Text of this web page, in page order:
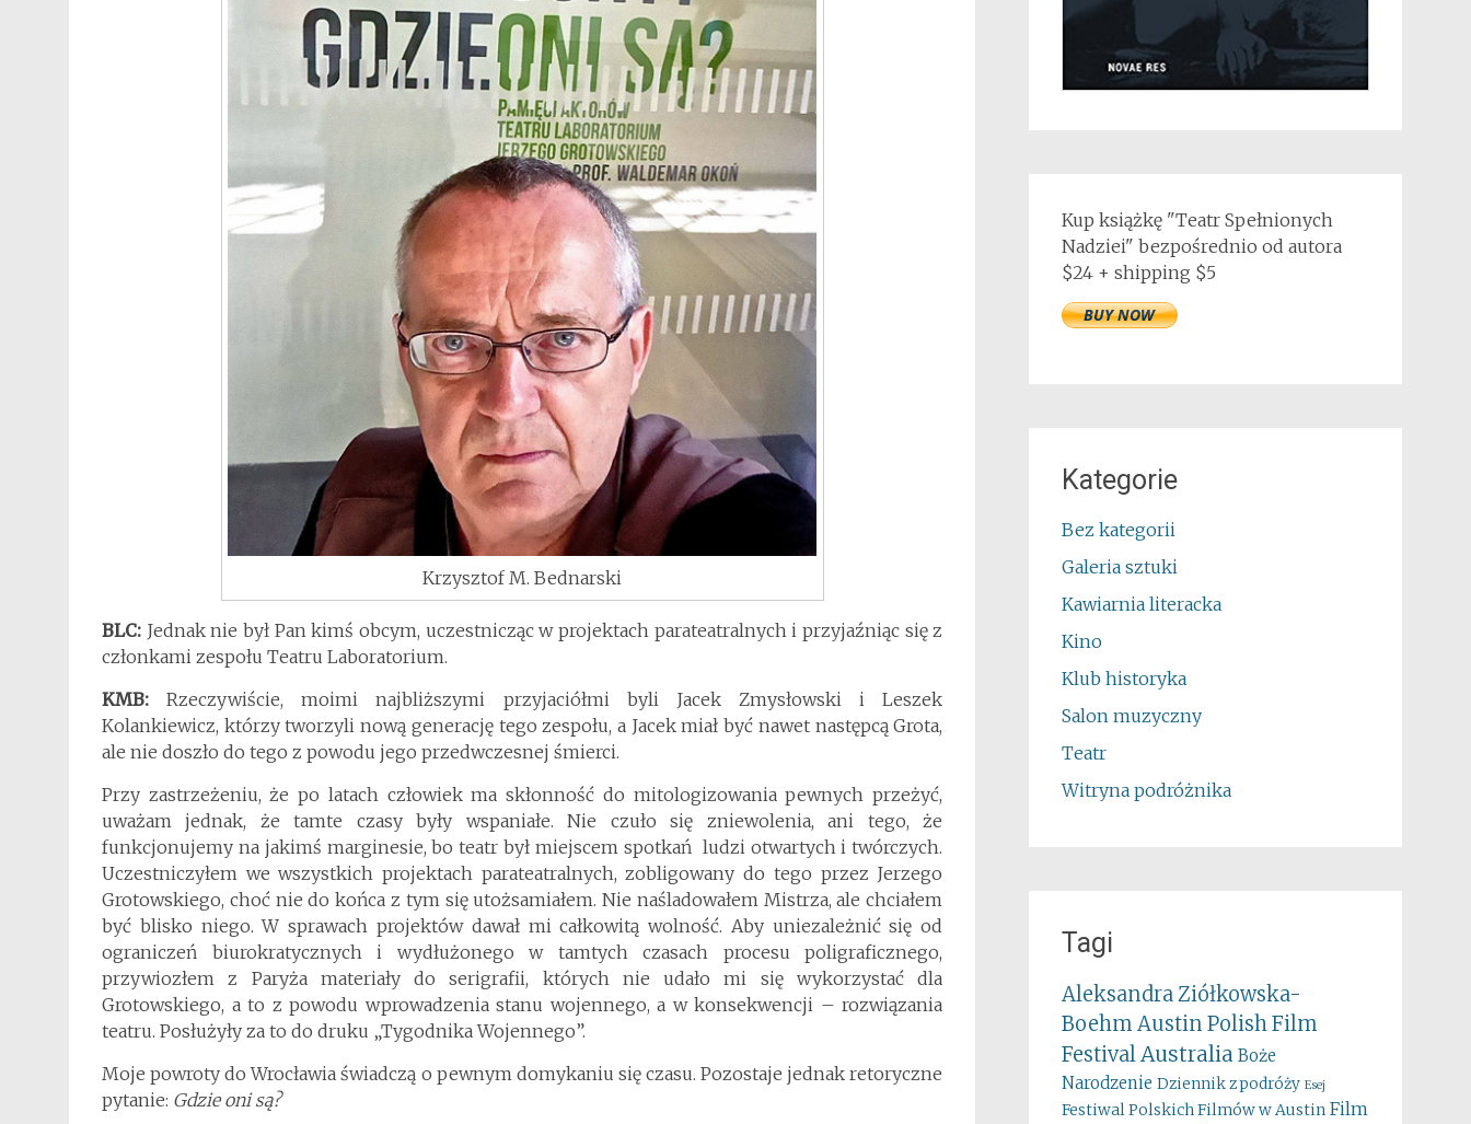
Krzysztof M. Bednarski
BLC: Jednak nie był Pan kimś obcym, uczestnicząc w projektach parateatralnych i przyjaźniąc się z
członkami zespołu Teatru Laboratorium.
KMB: Rzeczywiście, moimi najbliższymi przyjaciółmi byli Jacek Zmysłowski i Leszek
Kolankiewicz, którzy tworzyli nową generację tego zespołu, a Jacek miał być nawet następcą Grota,
ale nie doszło do tego z powodu jego przedwczesnej śmierci.
Przy zastrzeżeniu, że po latach człowiek ma skłonność do mitologizowania pewnych przeżyć,
uważam jednak, że tamte czasy były wspaniałe. Nie czuło się zniewolenia, ani tego, że
funkcjonujemy na jakimś marginesie, bo teatr był miejscem spotkań ludzi otwartych i twórczych.
Uczestniczyłem we wszystkich projektach parateatralnych, zobligowany do tego przez Jerzego
Grotowskiego, choć nie do końca z tym się utożsamiałem. Nie naśladowałem Mistrza, ale chciałem
być blisko niego. W sprawach projektów dawał mi całkowitą wolność. Aby uniezależnić się od
ograniczeń biurokratycznych i wydłużonego w tamtych czasach procesu poligraficznego,
przywiozłem z Paryża materiały do serigrafii, których nie udało mi się wykorzystać dla
Grotowskiego, a to z powodu wprowadzenia stanu wojennego, a w konsekwencji – rozwiązania
teatru. Posłużyły za to do druku „Tygodnika Wojennego”.
Moje powroty do Wrocławia świadczą o pewnym domykaniu się czasu. Pozostaje jednak retoryczne
pytanie: Gdzie oni są?
Kup książkę "Teatr Spełnionych
Nadziei" bezpośrednio od autora
$24 + shipping $5
Kategorie
Bez kategorii
Galeria sztuki
Kawiarnia literacka
Kino
Klub historyka
Salon muzyczny
Teatr
Witryna podróżnika
Tagi
Aleksandra Ziółkowska-
Boehm Austin Polish Film
FestivalAustralia Boże
Narodzenie Dziennik z podróży Esej
Festiwal Polskich Filmów w Austin Film